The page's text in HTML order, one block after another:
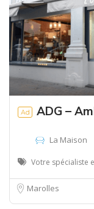
Ad ADG –
La Maison
Votre spécialiste
Marolles